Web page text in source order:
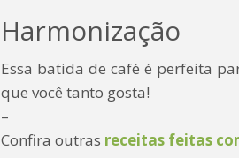
Harmonização
Essa batida de café é perfeita
que você tanto gosta!
–
Confira outras receitas feitas